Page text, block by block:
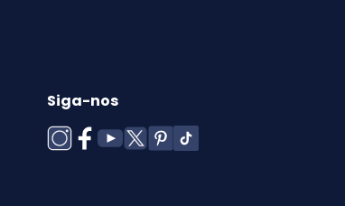
Siga-nos